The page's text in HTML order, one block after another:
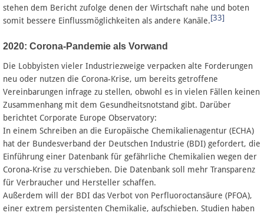
stehen dem Bericht zufolge denen der Wirtschaft nahe und boten
somit bessere Einflussmöglichkeiten als andere Kanäle.[33]
2020: Corona-Pandemie als Vorwand
Die Lobbyisten vieler Industriezweige verpacken alte Forderungen
neu oder nutzen die Corona-Krise, um bereits getroffene
Vereinbarungen infrage zu stellen, obwohl es in vielen Fällen keinen
Zusammenhang mit dem Gesundheitsnotstand gibt. Darüber
berichtet Corporate Europe Observatory:
In einem Schreiben an die Europäische Chemikalienagentur (ECHA)
hat der Bundesverband der Deutschen Industrie (BDI) gefordert, die
Einführung einer Datenbank für gefährliche Chemikalien wegen der
Corona-Krise zu verschieben. Die Datenbank soll mehr Transparenz
für Verbraucher und Hersteller schaffen.
Außerdem will der BDI das Verbot von Perfluoroctansäure (PFOA),
einer extrem persistenten Chemikalie, aufschieben. Studien haben